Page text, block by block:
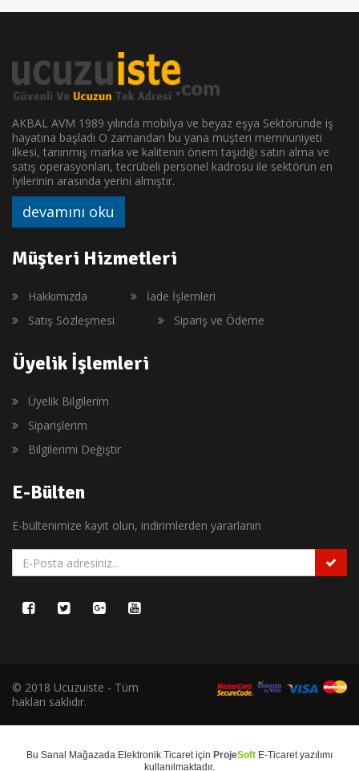
AKBAL AVM 1989 yılında mobilya ve beyaz eşya Sektöründe iş
hayatına başladı O zamandan bu yana müşteri memnuniyeti
ilkesi, tanınmış marka ve kalitenin önem taşıdığı satın alma ve
satış operasyonları, tecrübeli personel kadrosu ile sektörün en
İyilerinin arasında yerini almıştır.
devamını oku
Müşteri Hizmetleri
Hakkımızda
İade İşlemleri
Satış Sözleşmesi
Sipariş ve Ödeme
Üyelik İşlemleri
Üyelik Bilgilerim
Siparişlerim
Bilgilerimi Değiştir
E-Bülten
E-bültenimize kayıt olun, indirimlerden yararlanın
© 2018 Ucuzuiste - Tüm
hakları saklıdır.
Bu Sanal Mağazada Elektronik Ticaretiçin ProjeSoft E-Ticaretyazılımı
kullanılmaktadır.